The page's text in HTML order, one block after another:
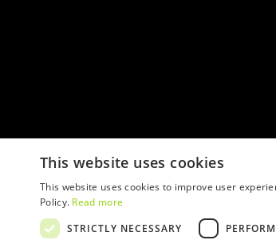
This website uses cookies
This website uses cookies to improve user
Policy. Read more
STRICTLY NECESSARY